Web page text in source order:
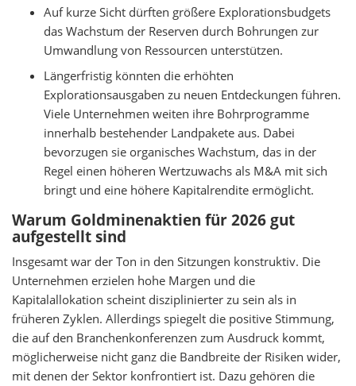
Auf kurze Sicht dürften größere Explorationsbudgets
das Wachstum der Reserven durch Bohrungen zur
Umwandlung von Ressourcen unterstützen.
Längerfristig könnten die erhöhten
Explorationsausgaben zu neuen Entdeckungen führen.
Viele Unternehmen weiten ihre Bohrprogramme
innerhalb bestehender Landpakete aus. Dabei
bevorzugen sie organisches Wachstum, das in der
Regel einen höheren Wertzuwachs als M&A mit sich
bringt und eine höhere Kapitalrendite ermöglicht.
Warum Goldminenaktien für 2026 gut
aufgestellt sind
Insgesamt war der Ton in den Sitzungen konstruktiv. Die
Unternehmen erzielen hohe Margen und die
Kapitalallokation scheint disziplinierter zu sein als in
früheren Zyklen. Allerdings spiegelt die positive Stimmung,
die auf den Branchenkonferenzen zum Ausdruck kommt,
möglicherweise nicht ganz die Bandbreite der Risiken wider,
mit denen der Sektor konfrontiert ist. Dazu gehören die